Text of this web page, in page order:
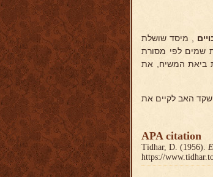
, מיסד שושלת
19), ונתחנך לתורה וליראת שמים לפי מסורת
ביאת המשיח, את
שקד האב לקיים את
APA citation
Tidhar, D. (1956).
https://